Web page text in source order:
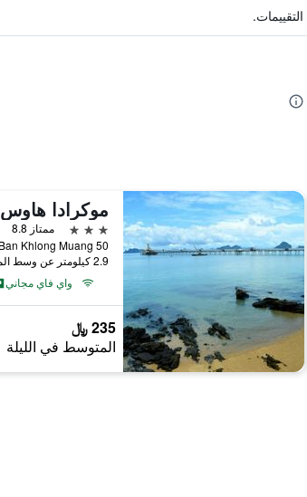
موكرادا هاوس
3 نجوم
ممتاز 8.8
2.9 كيلومتر عن وسط المدينة
واي فاي مجاني
235 ﷼
المتوسط في الليلة